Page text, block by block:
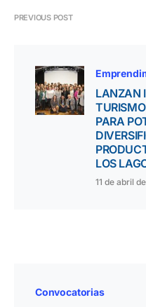
PREVIOUS POST
LANZAN
PARA
LOS
11 de abril
Convocatorias